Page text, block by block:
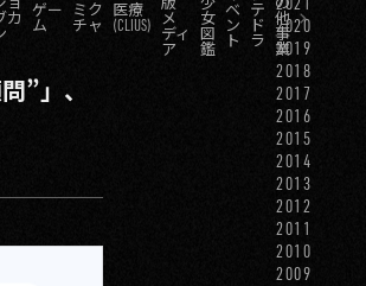
2020
2019
2018
2017
2016
2015
2014
2013
2012
2011
2010
2009
カ
ゲー
ム
ミク
チャ
医療
(CLIUS)
メ
ディ
ア
女
図
鑑
ベ
ン
ト
テ
ド
ラ
他
事
業
”」、